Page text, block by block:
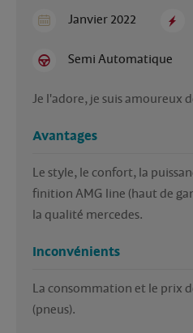
Janvier 2022
Semi Automatique
Je l'adore, je suis amoureux
Avantages
Le style, le confort, la
finition AMG line (haut de
la qualité mercedes.
Inconvénients
La consommation et le prix
(pneus).